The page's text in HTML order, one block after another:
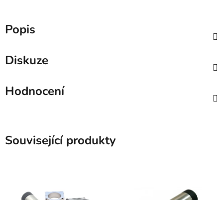
Popis
Diskuze
Hodnocení
Související produkty